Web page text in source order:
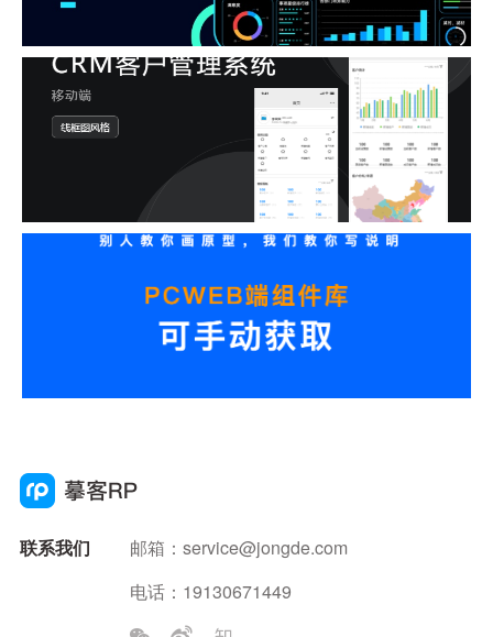
联系我们 邮箱： service@jongde.com
电话：19130671449